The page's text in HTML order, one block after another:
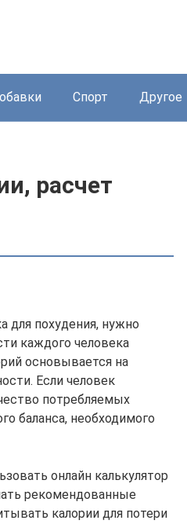
Спорт Другое
расчет
для похудения, нужно
каждого человека
основывается на
Если человек
потребляемых
баланса, необходимого
онлайн калькулятор
рекомендованные
калории для потери